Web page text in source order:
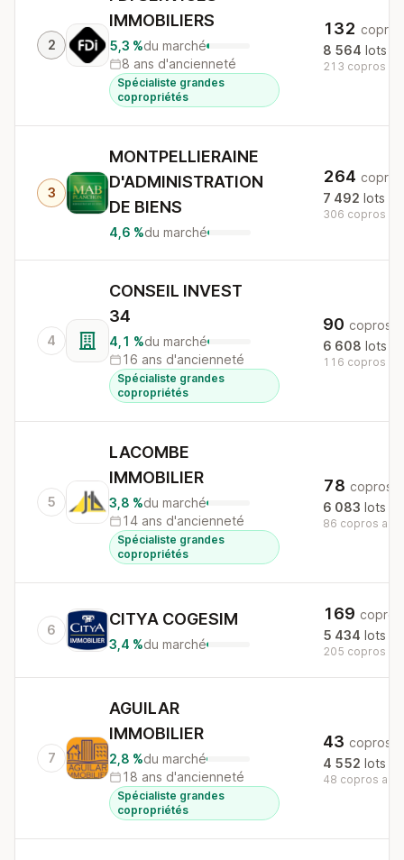
2
IMMOBILIERS
5,3 %du marché
8 ans d'ancienneté
Spécialiste grandes
copropriétés
132 copros
8 564 lots
213 copros au
3
MONTPELLIERAINE
D'ADMINISTRATION
DE BIENS
4,6 %du marché
264 copros
7 492 lots
306 copros au
4
CONSEIL INVEST
34
4,1 %du marché
16 ans d'ancienneté
Spécialiste grandes
copropriétés
90 copros
6 608 lots
116 copros au
5
LACOMBE
IMMOBILIER
3,8 %du marché
14 ans d'ancienneté
Spécialiste grandes
copropriétés
78 copros
6 083 lots
86 copros au
6
CITYA COGESIM
3,4 %du marché
169 copros
5 434 lots
205 copros au
7
AGUILAR
IMMOBILIER
2,8 %du marché
18 ans d'ancienneté
Spécialiste grandes
copropriétés
43 copros
4 552 lots
48 copros au